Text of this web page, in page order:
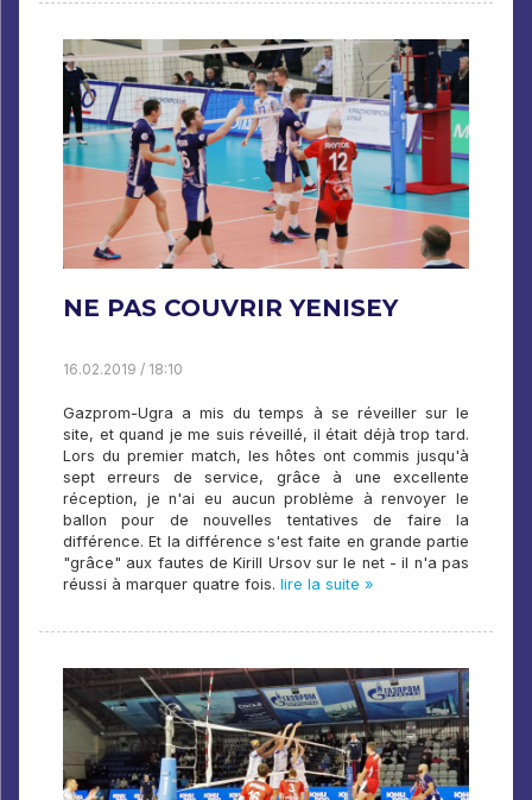
NE PAS COUVRIR YENISEY
16.02.2019 / 18:10
Gazprom-Ugra a mis du temps à se réveiller sur le
site, et quand je me suis réveillé, il était déjà trop tard.
Lors du premier match, les hôtes ont commis jusqu'à
sept erreurs de service, grâce à une excellente
réception, je n'ai eu aucun problème à renvoyer le
ballon pour de nouvelles tentatives de faire la
différence. Et la différence s'est faite en grande partie
"grâce" aux fautes de Kirill Ursov sur le net - il n'a pas
réussi à marquer quatre fois. lire la suite »